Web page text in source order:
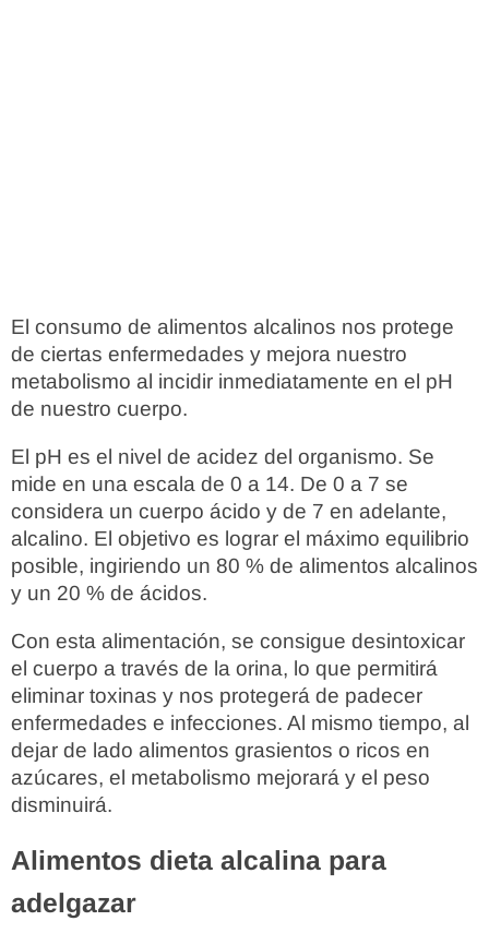
El consumo de alimentos alcalinos nos protege
de ciertas enfermedades y mejora nuestro
metabolismo al incidir inmediatamente en el pH
de nuestro cuerpo.
El pH es el nivel de acidez del organismo. Se
mide en una escala de 0 a 14. De 0 a 7 se
considera un cuerpo ácido y de 7 en adelante,
alcalino. El objetivo es lograr el máximo equilibrio
posible, ingiriendo un 80 % de alimentos alcalinos
y un 20 % de ácidos.
Con esta alimentación, se consigue desintoxicar
el cuerpo a través de la orina, lo que permitirá
eliminar toxinas y nos protegerá de padecer
enfermedades e infecciones. Al mismo tiempo, al
dejar de lado alimentos grasientos o ricos en
azúcares, el metabolismo mejorará y el peso
disminuirá.
Alimentos dieta alcalina para
adelgazar